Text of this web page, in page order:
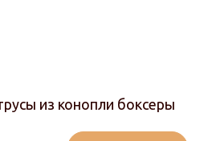
из конопли боксеры